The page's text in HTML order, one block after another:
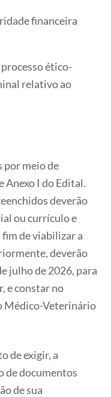
financeira
ético-
relativo ao
por meio de
I do Edital.
deverão
ou currículo e
de viabilizar a
deverão
julho de 2026, para
e constar no
Médico-Veterinário
de exigir, a
de documentos
de sua